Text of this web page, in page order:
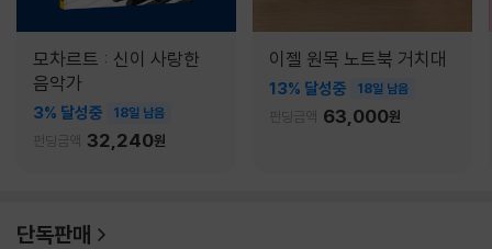
모차르트 : 신이 사랑한
음악가
3% 달성중 18일 남음
펀딩금액 32,240원
이젤 원목 노트북 거치대
13% 달성중 18일 남음
펀딩금액 63,000원
단독판매